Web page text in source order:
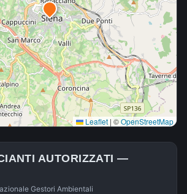
Leaflet | ©OpenStreetMap
AUTORIZZATI —
Gestori Ambientali